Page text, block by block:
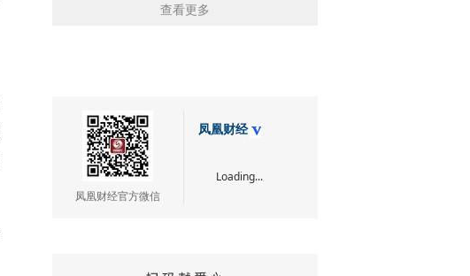
查看更多
凤凰财经官方微信
凤凰财经
Loading...